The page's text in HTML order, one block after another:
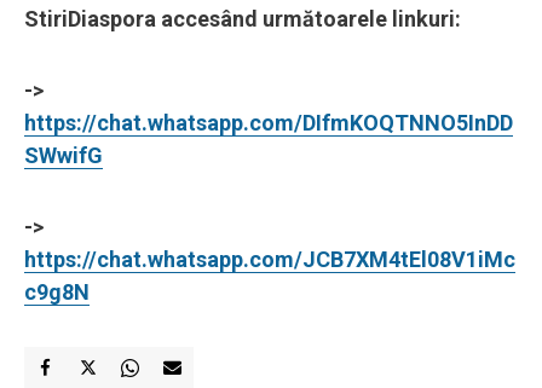
StiriDiaspora accesând următoarele linkuri:
->
https://chat.whatsapp.com/DIfmKOQTNNO5InDD
SWwifG
->
https://chat.whatsapp.com/JCB7XM4tEl08V1iMc
c9g8N